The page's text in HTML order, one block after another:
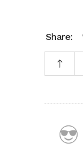
Share: